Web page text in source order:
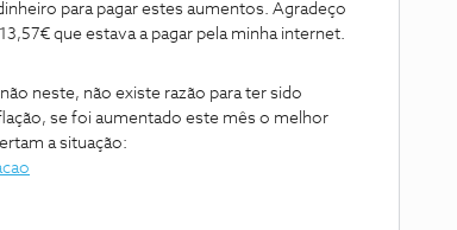
para pagar estes aumentos. Agradeço
que estava a pagar pela minha internet.
neste, não existe razão para ter sido
se foi aumentado este mês o melhor
a situação: